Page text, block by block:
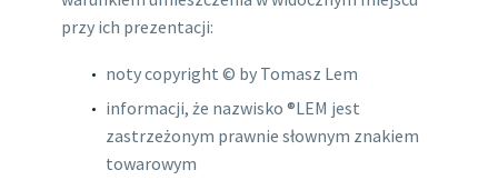
przy ich prezentacji:
noty copyright © by Tomasz Lem
informacji, że nazwisko ®LEM jest
zastrzeżonym prawnie słownym znakiem
towarowym